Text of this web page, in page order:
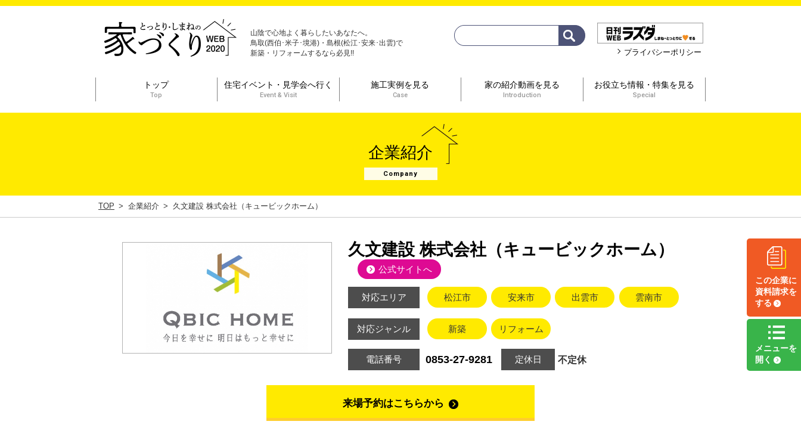
山陰で心地よく暮らしたいあなたへ。
鳥取(西伯･米子･境港)・島根(松江･安来･出雲)で
新築・リフォームするなら必見!!
プライバシーポリシー
トップ
Top
住宅イベント・見学会へ行く
Event & Visit
施工実例を見る
Case
家の紹介動画を見る
Introduction
お役立ち情報・特集を見る
Special
企業紹介
Company
TOP 企業紹介 久文建設 株式会社（キュービックホーム）
久文建設 株式会社（キュービックホーム）
公式サイトへ
対応エリア 松江市 安来市 出雲市 雲南市
対応ジャンル 新築 リフォーム
電話番号 0853-27-9281 定休日 不定休
来場予約はこちらから
この企業に
資料請求を
する
メニューを
開く